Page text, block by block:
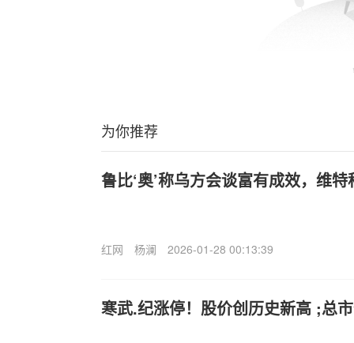
为你推荐
鲁比‘奥’称乌方会谈富有成效，维
红网 杨澜 2026-01-28 00:13:39
寒武.纪涨停！股价创历史新高 ;总